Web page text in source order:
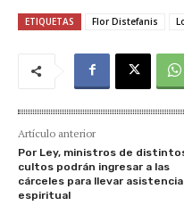
ETIQUETAS Flor Distefanis
Artículo anterior
Por Ley, ministros de
cultos podrán ingresar a las
cárceles para llevar asistencia
espiritual